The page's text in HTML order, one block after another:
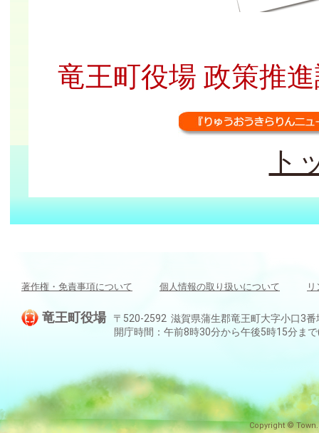
竜王町役場 政策推
ト
著作権・免責事項について 個人情報の取り扱いについて
竜王町役場
〒520-2592 滋賀県蒲生郡竜王町大字小口3
開庁時間：午前8時30分から午後5時15分ま
Copyright ©